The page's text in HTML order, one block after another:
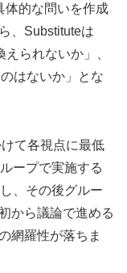
体的な問いを作成
、Substituteは
られないか」、
はないか」とな
て各視点に最低
ープで実施する
、その後グルー
から議論で進める
網羅性が落ちま